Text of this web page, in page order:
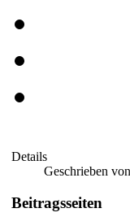
Details
Geschrieben
Beitragsseiten